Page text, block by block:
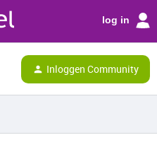
log in
Inloggen Community